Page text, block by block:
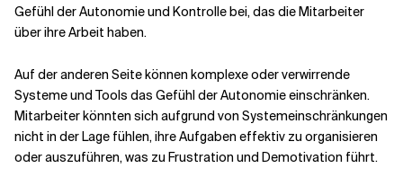
Gefühl der Autonomie und Kontrolle bei, das die Mitarbeiter
über ihre Arbeit haben.
Auf der anderen Seite können komplexe oder verwirrende
Systeme und Tools das Gefühl der Autonomie einschränken.
Mitarbeiter könnten sich aufgrund von Systemeinschränkungen
nicht in der Lage fühlen, ihre Aufgaben effektiv zu organisieren
oder auszuführen, was zu Frustration und Demotivation führt.